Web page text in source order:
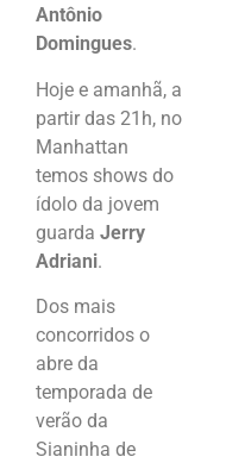
Antônio
Domingues.
Hoje e amanhã, a
partir das 21h, no
Manhattan
temos shows do
ídolo da jovem
guarda Jerry
Adriani.
Dos mais
concorridos o
abre da
temporada de
verão da
Sianinha de